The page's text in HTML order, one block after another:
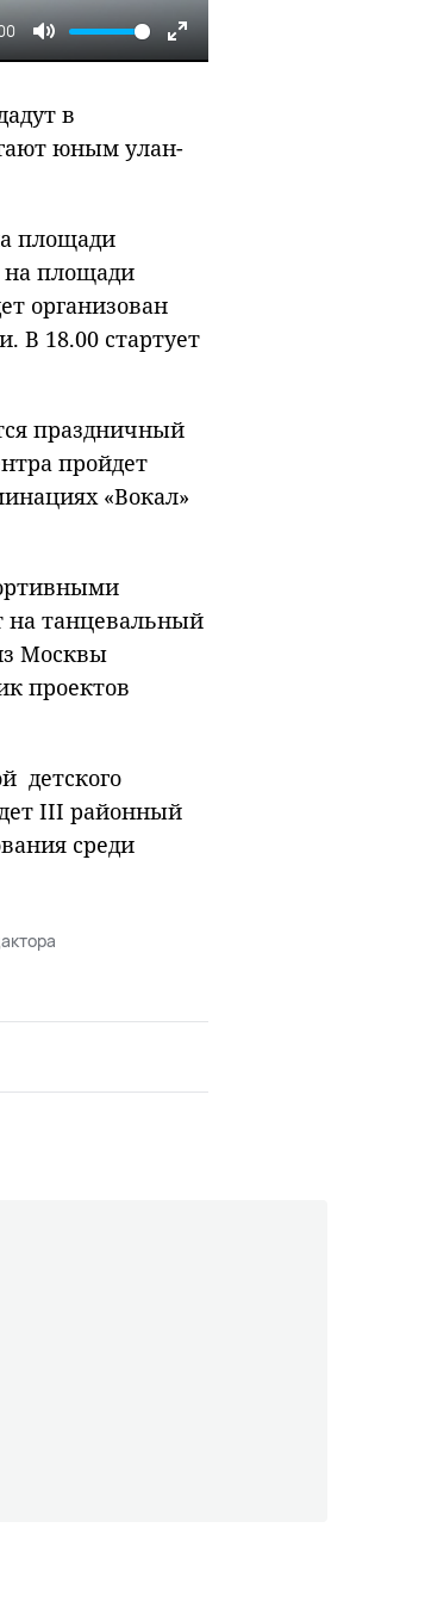
Mute
Enter
в
юным улан-
площади
на площади
организован
В 18.00 стартует
праздничный
пройдет
«Вокал»
танцевальный
Москвы
проектов
детского
III районный
среди